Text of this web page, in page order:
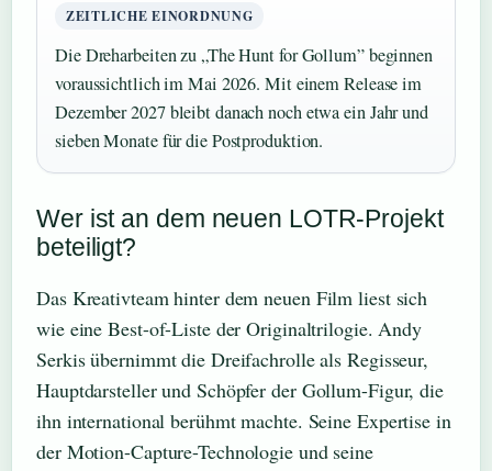
ZEITLICHE EINORDNUNG
Die Dreharbeiten zu „The Hunt for Gollum” beginnen
voraussichtlich im Mai 2026. Mit einem Release im
Dezember 2027 bleibt danach noch etwa ein Jahr und
sieben Monate für die Postproduktion.
Wer ist an dem neuen LOTR-Projekt
beteiligt?
Das Kreativteam hinter dem neuen Film liest sich
wie eine Best-of-Liste der Originaltrilogie. Andy
Serkis übernimmt die Dreifachrolle als Regisseur,
Hauptdarsteller und Schöpfer der Gollum-Figur, die
ihn international berühmt machte. Seine Expertise in
der Motion-Capture-Technologie und seine